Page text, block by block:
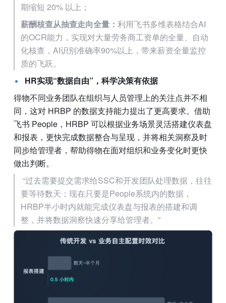
期缩短 20% 以上；
薪酬核查从抽查走向全量： 利用飞书多维表格结合AI
的OCR能力，实现对大量劳务商工资单的全量、自动
化核查，AI识别准确率90%以上，带来薪资全量监控
质的飞跃。
HR实现“数据自由”，科学决策有依据
得物不同业务团队在组织与人员管理上的关注点并不相
同，这对 HRBP 的数据支持能力提出了更高要求。借助
飞书 People，HRBP 可以根据业务场景灵活搭建仪表盘
和报表，更快完成数据整合与呈现，并将相关洞察及时
同步给管理者，帮助得物在面对组织和业务变化时更快
做出判断。
“过去需要提交需求给SSC和开发团队处理数据，往往
要等待数天；现在只要是People系统内的数据，
HRBP半小时内就能完成仪表盘与报表的搭建和调
整，并将数据洞察快速分享给管理者。”